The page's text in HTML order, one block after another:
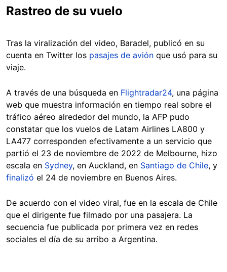
Rastreo de su vuelo
Tras la viralización del video, Baradel, publicó en su
cuenta en Twitter los pasajes de avión que usó para su
viaje.
A través de una búsqueda en Flightradar24, una página
web que muestra información en tiempo real sobre el
tráfico aéreo alrededor del mundo, la AFP pudo
constatar que los vuelos de Latam Airlines LA800 y
LA477 corresponden efectivamente a un servicio que
partió el 23 de noviembre de 2022 de Melbourne, hizo
escala en Sydney, en Auckland, en Santiago de Chile, y
finalizó el 24 de noviembre en Buenos Aires.
De acuerdo con el video viral, fue en la escala de Chile
que el dirigente fue filmado por una pasajera. La
secuencia fue publicada por primera vez en redes
sociales el día de su arribo a Argentina.